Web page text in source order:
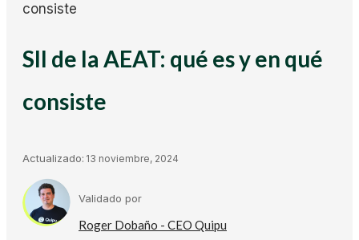
consiste
SII de la AEAT: qué es y en qué
consiste
Actualizado: 13 noviembre, 2024
Validado por
Roger Dobaño - CEO Quipu